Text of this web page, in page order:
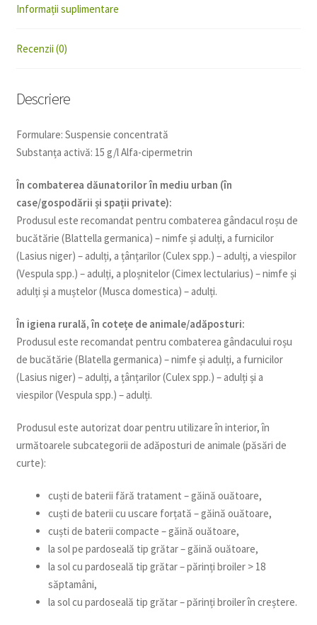
Informații suplimentare
Recenzii (0)
Descriere
Formulare: Suspensie concentrată
Substanța activă: 15 g/l Alfa-cipermetrin
În combaterea dăunatorilor în mediu urban (în
case/gospodării și spații private):
Produsul este recomandat pentru combaterea gândacul roșu de
bucătărie (Blattella germanica) – nimfe și adulți, a furnicilor
(Lasius niger) – adulți, a țânțarilor (Culex spp.) – adulți, a viespilor
(Vespula spp.) – adulți, a ploșnitelor (Cimex lectularius) – nimfe și
adulți și a muștelor (Musca domestica) – adulți.
În igiena rurală, în cotețe de animale/adăposturi:
Produsul este recomandat pentru combaterea gândacului roșu
de bucătărie (Blatella germanica) – nimfe și adulți, a furnicilor
(Lasius niger) – adulți, a țânțarilor (Culex spp.) – adulți și a
viespilor (Vespula spp.) – adulți.
Produsul este autorizat doar pentru utilizare în interior, în
următoarele subcategorii de adăposturi de animale (păsări de
curte):
cuști de baterii fără tratament – găină ouătoare,
cuști de baterii cu uscare forțată – găină ouătoare,
cuști de baterii compacte – găină ouătoare,
la sol pe pardoseală tip grătar – găină ouătoare,
la sol cu pardoseală tip grătar – părinți broiler > 18
săptamâni,
la sol cu pardoseală tip grătar – părinți broiler în creștere.